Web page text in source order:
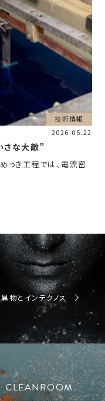
技術情報
2026.05.22
さな大敵”
っき工程では、電流密
異物とインテクノス
CLEANROOM